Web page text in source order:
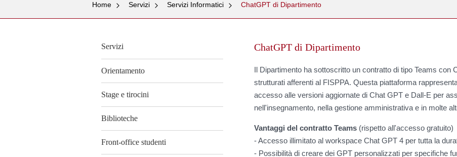
Home Servizi Servizi Informatici ChatGPT di Dipartimento
Servizi
Orientamento
Stage e tirocini
Biblioteche
Front-office studenti
ChatGPT di Dipartimento
Il Dipartimento ha sottoscritto un contratto di tipo Teams con
strutturati afferenti al FISPPA. Questa piattaforma
accesso alle versioni aggiornate di Chat GPT e Dall-E per
nell'insegnamento, nella gestione amministrativa e in molte
Vantaggi del contratto Teams (rispetto all'accesso gratuito)
- Accesso illimitato al workspace Chat GPT 4 per tutta la
- Possibilità di creare dei GPT personalizzati per specifiche